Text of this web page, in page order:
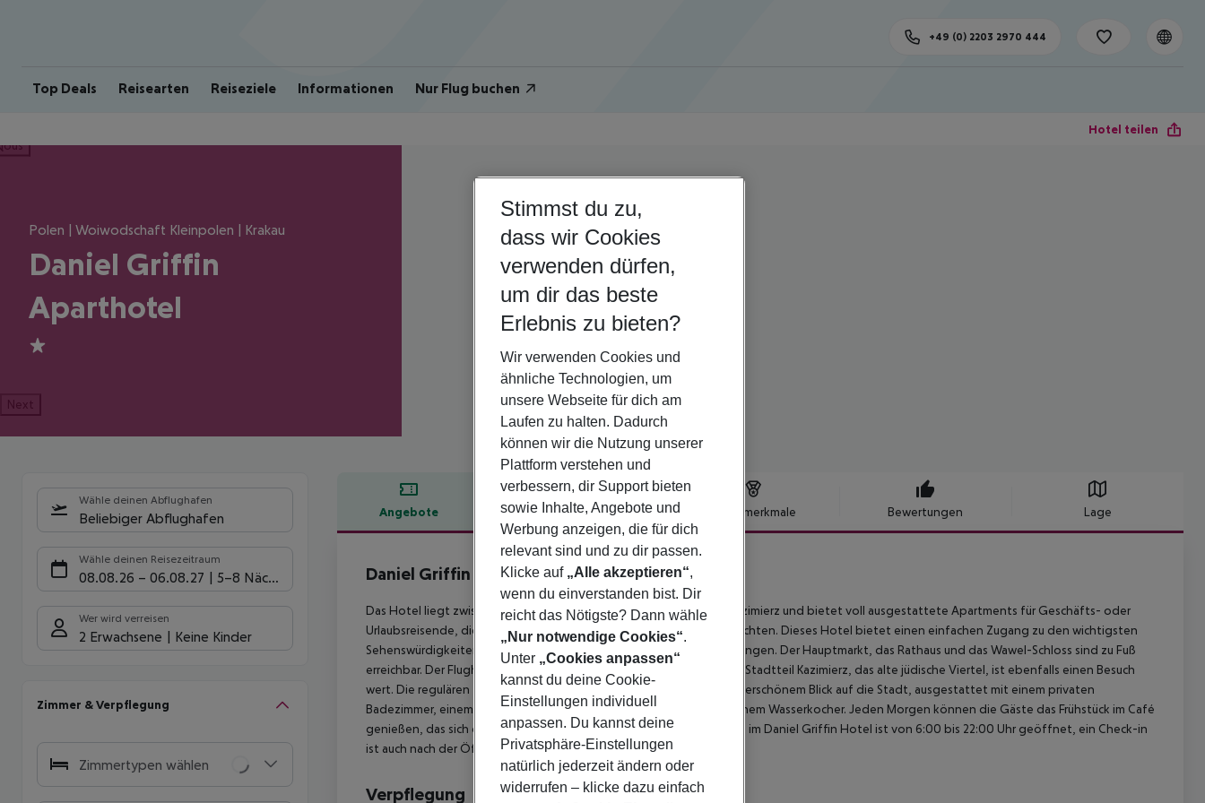
Top Deals Reisearten Reiseziele Informationen Nur Flug buchen
+49 (0) 2203 2970 444
Hotel teilen
Polen | Woiwodschaft Kleinpolen | Krakau
Daniel Griffin
Aparthotel
1
Next
Wähle deinen Abflughafen
Beliebiger Abflughafen
Wähle deinen Reisezeitraum
08.08.26 – 06.08.27 5-8 Nächte
Wer wird verreisen
2 Erwachsene Keine Kinder
Zimmer & Verpflegung
Zimmertypen wählen
Angebote Hotelbeschreibung Hotelmerkmale Bewertungen Lage
Hotelbeschreibung
Daniel Griffin Aparthotel
1
Das Hotel liegt zwischen der Krakauer Altstadt und dem Stadtteil Kazimierz und bietet voll ausgestattete Apartments für Geschäfts- oder
Urlaubsreisende, die Krakau in völliger Unabhängigkeit genießen möchten. Dieses Hotel bietet einen einfachen Zugang zu den wichtigsten
Sehenswürdigkeiten sowie zu kulturellen Aktivitäten und Veranstaltungen. Der Hauptmarkt, das Rathaus und das Wawel-Schloss sind zu Fuß
erreichbar. Der Flughafen ist 15 km vom Hotel entfernt. Der trendige Stadtteil Kazimierz, das alte jüdische Viertel, ist ebenfalls einen Besuch
wert. Die regulären Zimmer sind komfortabel und geräumig mit wunderschönem Blick auf die Stadt, ausgestattet mit einem privaten
Badezimmer, einem Arbeitsbereich und einem Kaffee-/Teeset mit einem Wasserkocher. Jeden Morgen können die Gäste das Frühstück im Café
genießen, das sich direkt neben dem Hotel befindet. Die Rezeption im Daniel Griffin Hotel ist von 6:00 bis 22:00 Uhr geöffnet, ein Check-in
ist auch nach der Öffnungszeit der Rezeption möglich.
Verpflegung
Stimmst du zu,
dass wir Cookies
verwenden dürfen,
um dir das beste
Erlebnis zu bieten?
Wir verwenden Cookies und
ähnliche Technologien, um
unsere Webseite für dich am
Laufen zu halten. Dadurch
können wir die Nutzung unserer
Plattform verstehen und
verbessern, dir Support bieten
sowie Inhalte, Angebote und
Werbung anzeigen, die für dich
relevant sind und zu dir passen.
Klicke auf „Alle akzeptieren“,
wenn du einverstanden bist. Dir
reicht das Nötigste? Dann wähle
„Nur notwendige Cookies“.
Unter „Cookies anpassen“
kannst du deine Cookie-
Einstellungen individuell
anpassen. Du kannst deine
Privatsphäre-Einstellungen
natürlich jederzeit ändern oder
widerrufen – klicke dazu einfach